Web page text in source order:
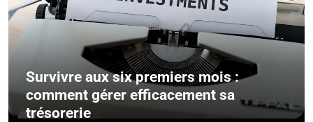
Survivre aux six premiers mois :
comment gérer efficacement sa
trésorerie